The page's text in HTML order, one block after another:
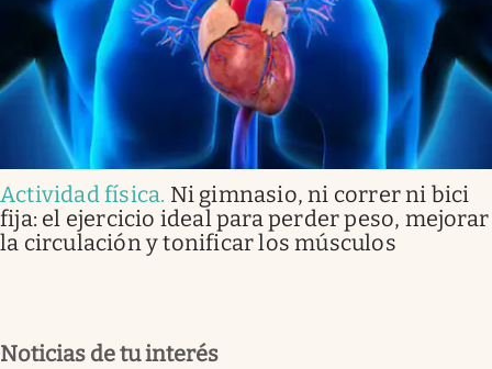
Actividad física. Ni gimnasio, ni correr ni bici
fija: el ejercicio ideal para perder peso, mejorar
la circulación y tonificar los músculos
Noticias de tu interés